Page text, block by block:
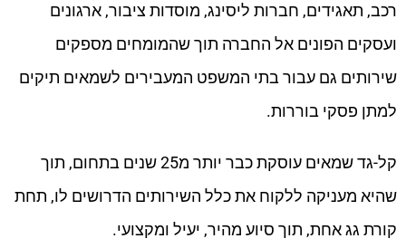
רכב, תאגידים, חברות ליסינג, מוסדות ציבור, ארגונים
ועסקים הפונים אל החברה תוך שהמומחים מספקים
שירותים גם עבור בתי המשפט המעבירים לשמאים תיקים
למתן פסקי בוררות.
קל-גד שמאים עוסקת כבר יותר מ25 שנים בתחום, תוך
שהיא מעניקה ללקוח את כלל השירותים הדרושים לו, תחת
קורת גג אחת, תוך סיוע מהיר, יעיל ומקצועי.